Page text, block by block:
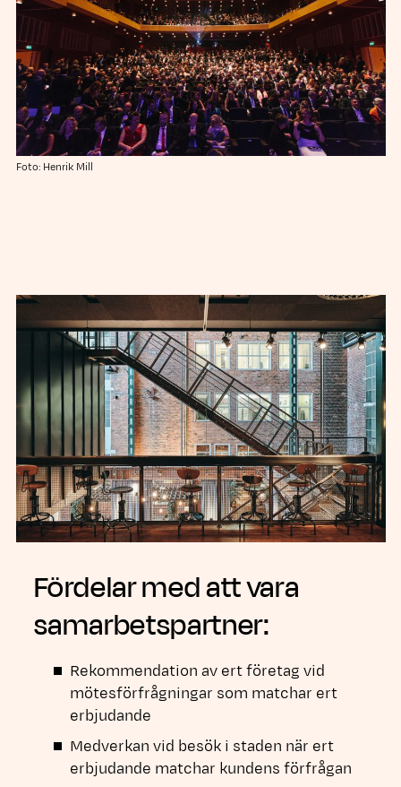
Foto: Henrik Mill
Fördelar med att vara
samarbetspartner:
Rekommendation av ert företag vid
mötesförfrågningar som matchar ert
erbjudande
Medverkan vid besök i staden när ert
erbjudande matchar kundens förfrågan